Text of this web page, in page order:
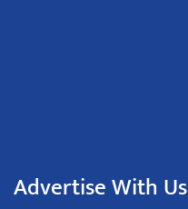
Advertise With Us